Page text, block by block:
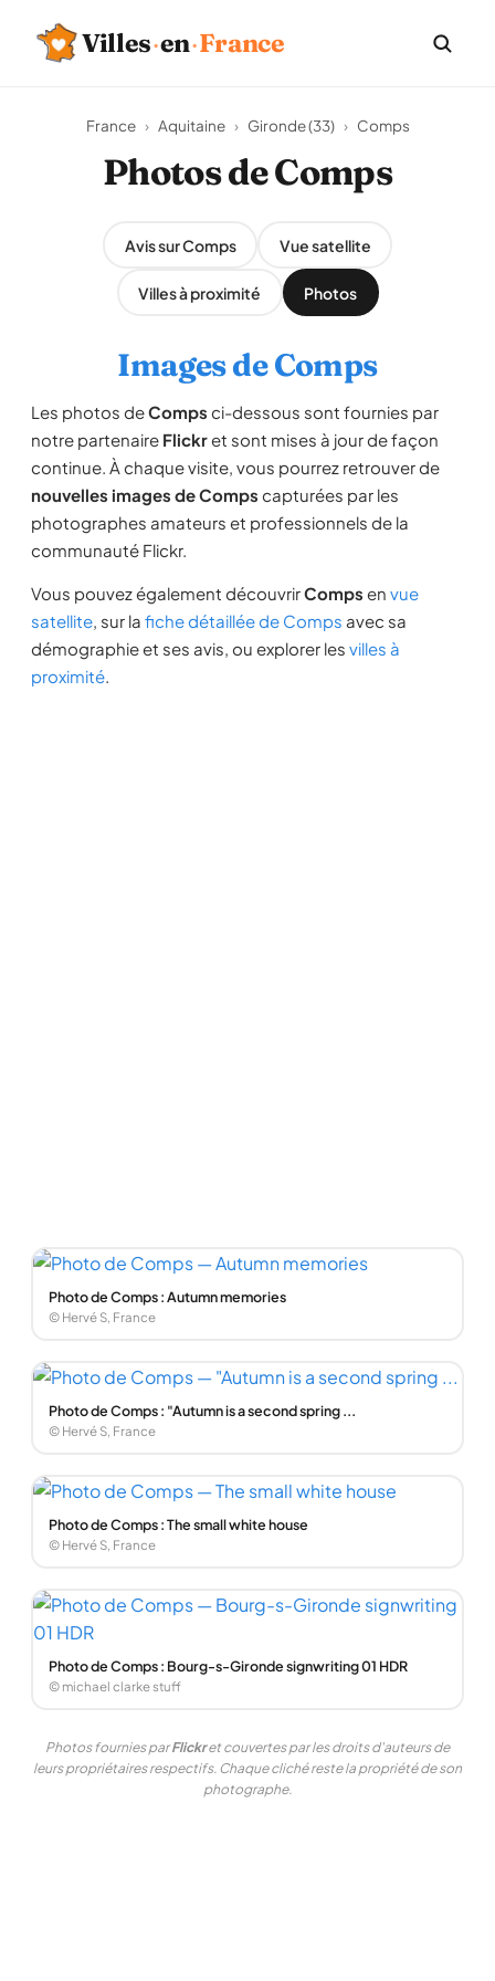
Villes·en·France
France › Aquitaine › Gironde (33) › Comps
Photos de Comps
Avis sur Comps Vue satellite
Villes à proximité Photos
Images de Comps
Les photos deComps ci-dessous sont fournies par
notre partenaire Flickret sont mises à jour de façon
continue. À chaque visite, vous pourrez retrouver de
nouvelles images de Comps capturées par les
photographes amateurs et professionnels de la
communauté Flickr.
Vous pouvez également découvrirComps en vue
satellite, sur la fiche détaillée de Comps avec sa
démographie et ses avis, ou explorer les villes à
proximité.
Photo de Comps : Autumn memories
© Hervé S, France
Photo de Comps : "Autumn is a second spring ...
© Hervé S, France
Photo de Comps : The small white house
© Hervé S, France
Photo de Comps : Bourg-s-Gironde signwriting 01 HDR
© michael clarke stuff
Photos fournies parFlickret couvertes par les droits d'auteurs de
leurs propriétaires respectifs. Chaque cliché reste la propriété de son
photographe.